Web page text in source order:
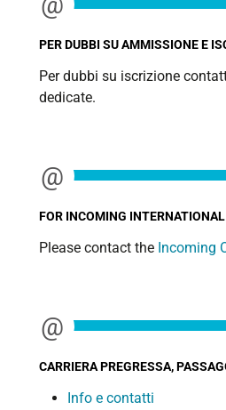
PER DUBBI SU AMMISSIONE E
Per dubbi su iscrizione
dedicate.
FOR INCOMING
Please contact the Incoming
CARRIERA PREGRESSA,
Info e contatti